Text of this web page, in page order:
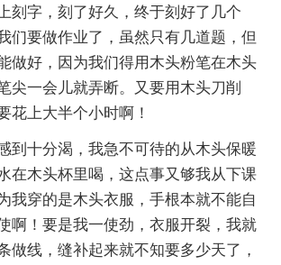
刻字，刻了好久，终于刻好了几个
们要做作业了，虽然只有几道题，但
做好，因为我们得用木头粉笔在木头
尖一会儿就弄断。又要用木头刀削
花上大半个小时啊！
到十分渴，我急不可待的从木头保暖
在木头杯里喝，这点事又够我从下课
我穿的是木头衣服，手根本就不能自
啊！要是我一使劲，衣服开裂，我就
做线，缝补起来就不知要多少天了，